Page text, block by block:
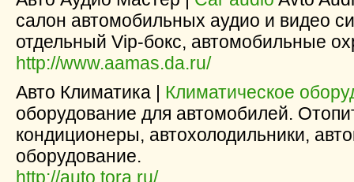
салон автомобильных аудио и видео
отдельный Vip-бокс, автомобильные
http://www.aamas.da.ru/
Авто Климатика | Климатическое
оборудование для автомобилей.
кондиционеры, автохолодильники,
оборудование.
http://auto.tora.ru/